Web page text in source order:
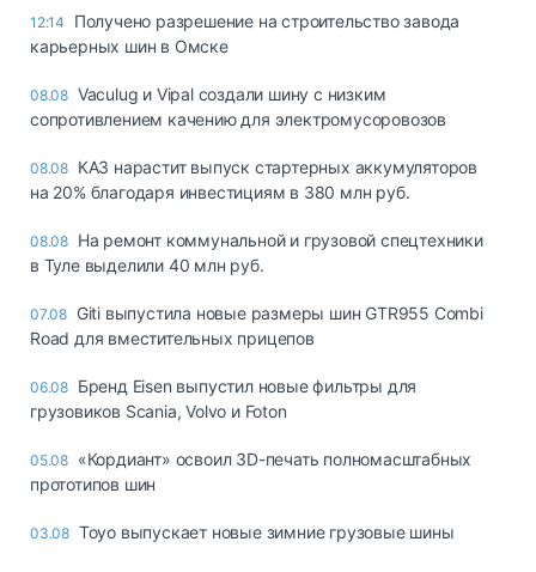
12:14
Получено разрешение на строительство завода
карьерных шин в Омске
08.08 Vaculug и Vipal создали шину с низким
сопротивлением качению для электромусоровозов
08.08 КАЗ нарастит выпуск стартерных аккумуляторов
на 20% благодаря инвестициям в 380 млн руб.
08.08 На ремонт коммунальной и грузовой спецтехники
в Туле выделили 40 млн руб.
07.08 Giti выпустила новые размеры шин GTR955 Combi
Road для вместительных прицепов
06.08 Бренд Eisen выпустил новые фильтры для
грузовиков Scania, Volvo и Foton
05.08 «Кордиант» освоил 3D-печать полномасштабных
прототипов шин
03.08 Toyo выпускает новые зимние грузовые шины